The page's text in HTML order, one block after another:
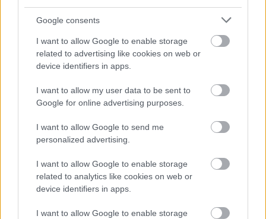
Google consents
I want to allow Google to enable storage
related to advertising like cookies on web or
device identifiers in apps.
I want to allow my user data to be sent to
Google for online advertising purposes.
I want to allow Google to send me
personalized advertising.
I want to allow Google to enable storage
related to analytics like cookies on web or
device identifiers in apps.
I want to allow Google to enable storage
mérföldköve a felülvizsgálat
árnyékában?
Helyi hírek
Amire többmillióan vártunk: szombattól
HIRDETÉS